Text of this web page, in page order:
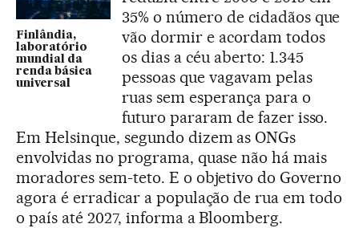
Finlândia,
laboratório
mundial da
renda básica
universal
35% o número de cidadãos que
vão dormir e acordam todos
os dias a céu aberto: 1.345
pessoas que vagavam pelas
ruas sem esperança para o
futuro pararam de fazer isso.
Em Helsinque, segundo dizem as ONGs
envolvidas no programa, quase não há mais
moradores sem-teto. E o objetivo do Governo
agora é erradicar a população de rua em todo
o país até 2027, informa a Bloomberg.